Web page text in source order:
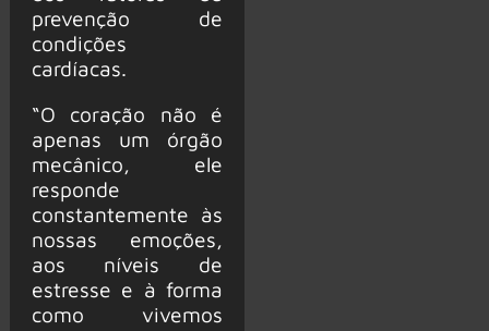
prevenção de
condições
cardíacas.
“O coração não é
apenas um órgão
mecânico, ele
responde
constantemente às
nossas emoções,
aos níveis de
estresse e à forma
como vivemos